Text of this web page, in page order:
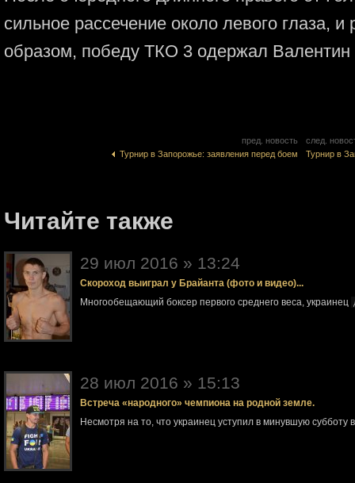
сильное рассечение около левого глаза,
образом, победу ТКО 3 одержал Валентин
пред. новость
Турнир в Запорожье: заявления перед боем
след.
Турнир в
Читайте также
29 июл 2016 » 13:24
Скороход выиграл у Брайанта (фото и видео)...
Многообещающий боксер первого среднего веса, украинец
28 июл 2016 » 15:13
Встреча «народного» чемпиона на родной земле.
Несмотря на то, что украинец уступил в минувшую субботу